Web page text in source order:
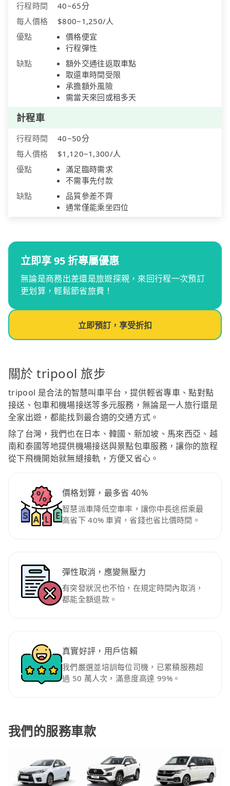
行程時間
40~65分
每人價格
$800~1,250/人
優點
價格便宜
行程彈性
缺點
額外交通往返取車點
取還車時間受限
承擔額外風險
需當天來回或租多天
計程車
行程時間
40~50分
每人價格
$1,120~1,300/人
優點
滿足臨時需求
不需事先付款
缺點
品質參差不齊
通常僅能乘坐四位
立即享 95 折專屬優惠
無論是商務出差還是旅遊探親，來回行程一次預訂
更划算，輕鬆節省旅費！
立即預訂，享受折扣
關於 tripool 旅步
tripool 是合法的智慧叫車平台，提供輕省專車、點對點
接送、包車和機場接送等多元服務，無論是一人旅行還是
全家出遊，都能找到最合適的交通方式。
除了台灣，我們也在日本、韓國、新加坡、馬來西亞、越
南和泰國等地提供機場接送與景點包車服務，讓你的旅程
從下飛機開始就無縫接軌，方便又省心。
價格划算，最多省 40%
智慧派車降低空車率，讓你中長途搭乘最
高省下 40% 車資，省錢也省比價時間。
彈性取消，應變無壓力
有突發狀況也不怕，在規定時間內取消，
都能全額退款。
真實好評，用戶信賴
我們嚴選並培訓每位司機，已累積服務超
過 50 萬人次，滿意度高達 99%。
我們的服務車款